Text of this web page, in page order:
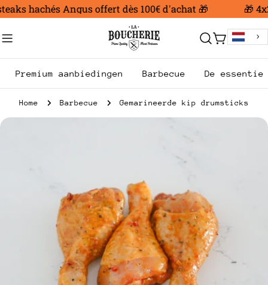
Ga
inhoud
hachés Angus offert dès 100€ d'achat 🎁 🎁
Trolley
Premium aanbiedingen Barbecue De essentie
Home Barbecue Gemarineerde kip drumsticks
Ga
media 0 in modale modus